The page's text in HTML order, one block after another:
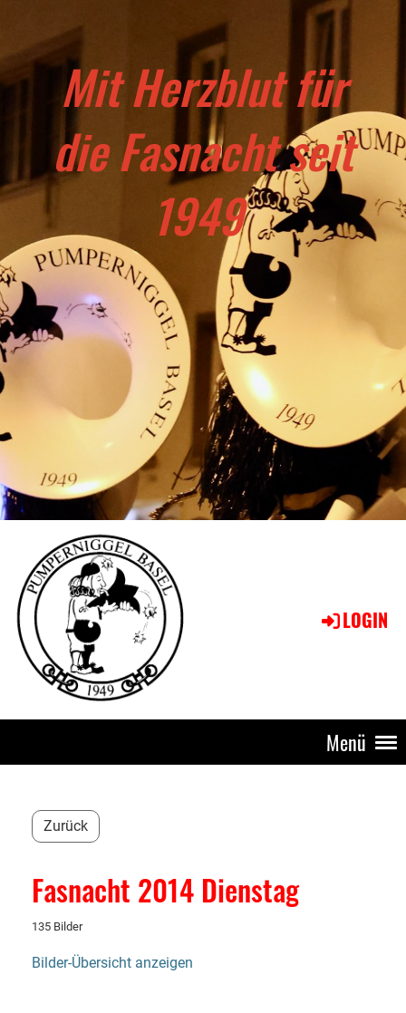
Mit Herzblut für
die Fasnacht seit
1949
LOGIN
Menü
Zurück
Fasnacht 2014 Dienstag
135 Bilder
Bilder-Übersicht anzeigen